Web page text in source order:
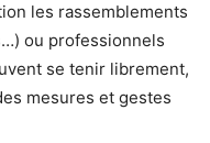
les rassemblements
ou professionnels
se tenir librement,
mesures et gestes